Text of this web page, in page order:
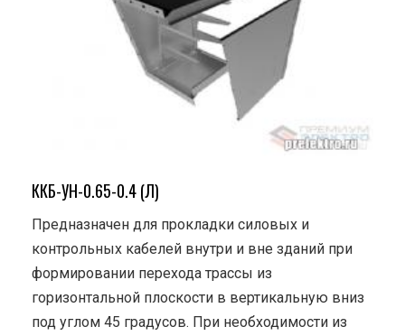
ККБ-УН-0.65-0.4 (Л)
Предназначен для прокладки силовых и
контрольных кабелей внутри и вне зданий при
формировании перехода трассы из
горизонтальной плоскости в вертикальную вниз
под углом 45 градусов. При необходимости из